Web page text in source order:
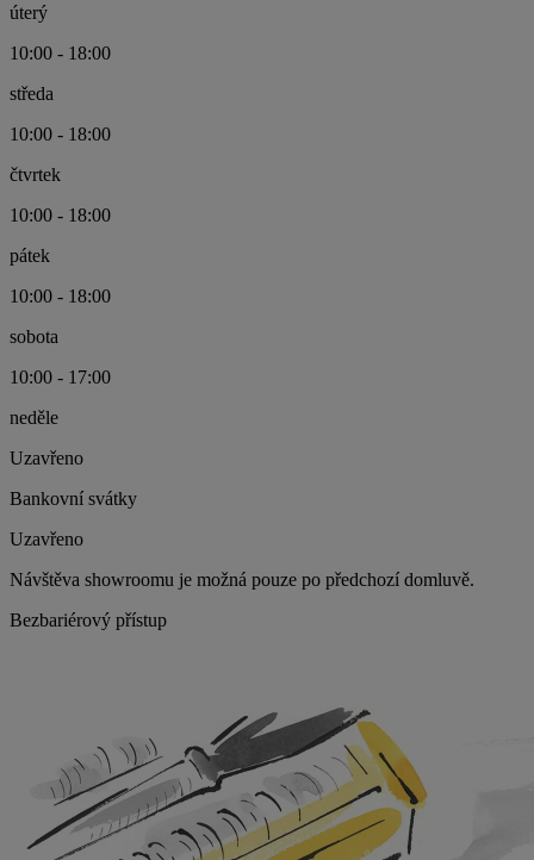
úterý
10:00 - 18:00
středa
10:00 - 18:00
čtvrtek
10:00 - 18:00
pátek
10:00 - 18:00
sobota
10:00 - 17:00
neděle
Uzavřeno
Bankovní svátky
Uzavřeno
Návštěva showroomu je možná pouze po předchozí domluvě.
Bezbariérový přístup